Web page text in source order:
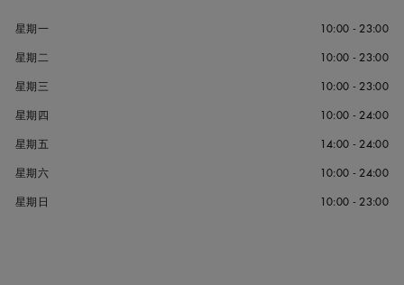
星期一 10:00 - 23:00
星期二 10:00 - 23:00
星期三 10:00 - 23:00
星期四 10:00 - 24:00
星期五 14:00 - 24:00
星期六 10:00 - 24:00
星期日 10:00 - 23:00